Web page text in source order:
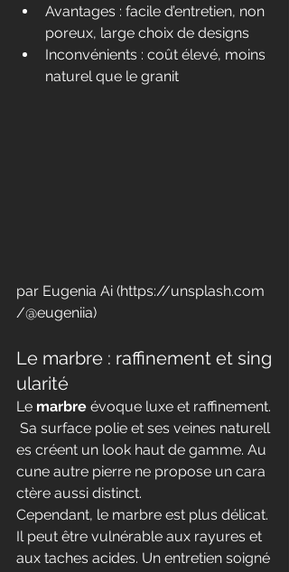
Avantages : facile d’entretien, non
poreux, large choix de designs
Inconvénients : coût élevé, moins
naturel que le granit
par Eugenia Ai (https://unsplash.com
/@eugeniia)
Le marbre : raffinement et sing
ularité
Le marbre évoque luxe et raffinement.
Sa surface polie et ses veines naturell
es créent un look haut de gamme. Au
cune autre pierre ne propose un cara
ctère aussi distinct.
Cependant, le marbre est plus délicat.
Il peut être vulnérable aux rayures et
aux taches acides. Un entretien soigné